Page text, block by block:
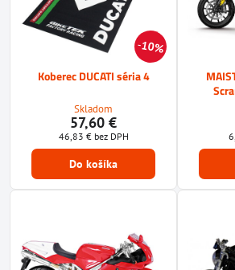
10%
Koberec DUCATI séria 4
Skladom
57,60 €
46,83 € bez DPH
Do košíka